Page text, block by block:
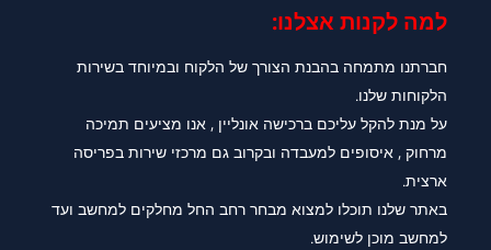
למה לקנות אצלנו:​
חברתנו מתמחה בהבנת הצורך של הלקוח ובמיוחד בשירות
הלקוחות שלנו.
על מנת להקל עליכם ברכישה אונליין , אנו מציעים תמיכה
מרחוק , איסופים למעבדה ובקרוב גם מרכזי שירות בפריסה
ארצית.
באתר שלנו תוכלו למצוא מבחר רחב החל מחלקים למחשב ועד
למחשב מוכן לשימוש.